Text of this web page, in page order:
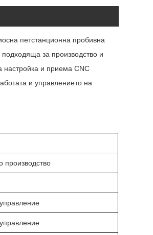
петстанционна пробивна
за производство и
настройка и приема CNC
и управлението на
производство